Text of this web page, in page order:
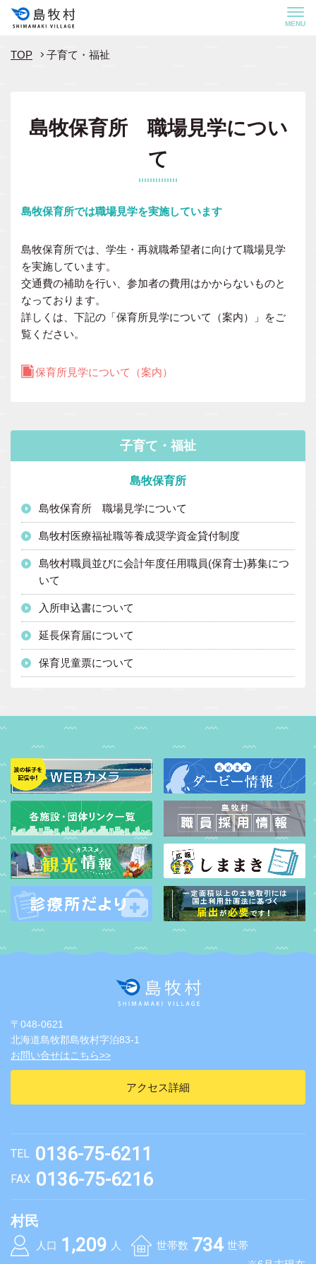
MENU
TOP 子育て・福祉
島牧保育所 職場見学につい
て
島牧保育所では職場見学を実施しています
島牧保育所では、学生・再就職希望者に向けて職場見学
を実施しています。
交通費の補助を行い、参加者の費用はかからないものと
なっております。
詳しくは、下記の「保育所見学について（案内）」をご
覧ください。
保育所見学について（案内）
子育て・福祉
島牧保育所
島牧保育所 職場見学について
島牧村医療福祉職等養成奨学資金貸付制度
島牧村職員並びに会計年度任用職員(保育士)募集につ
いて
入所申込書について
延長保育届について
保育児童票について
〒048-0621
北海道島牧郡島牧村字泊83-1
お問い合せはこちら>>
アクセス詳細
TEL 0136-75-6211
FAX 0136-75-6216
村民
人口 1,209 人 世帯数 734 世帯